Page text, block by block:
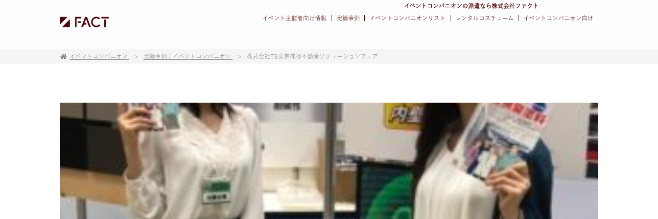
イベントコンパニオンの派遣なら株式会社ファクト
イベント主催者向け情報 実績事例 イベントコンパニオンリスト レンタルコスチューム イベントコンパニオン向け
イベントコンパニオン 実績事例｜イベントコンパニオン 株式会社TS東京様＠不動産ソリューションフェア